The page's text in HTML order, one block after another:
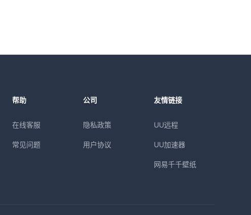
帮助
在线客服
常见问题
公司
隐私政策
用户协议
友情链接
UU远程
UU加速器
网易千千壁纸